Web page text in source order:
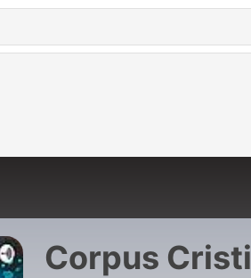
Corpus Cristi